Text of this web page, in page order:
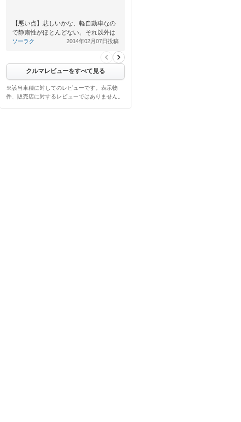
【悪い点】悲しいかな、軽自動車なの
で静粛性がほとんどない。それ以外は
不満なし。
ソーラク 2014年02月07日投稿
クルマレビューをすべて見る
※該当車種に対してのレビューです。表示物
件、販売店に対するレビューではありません。